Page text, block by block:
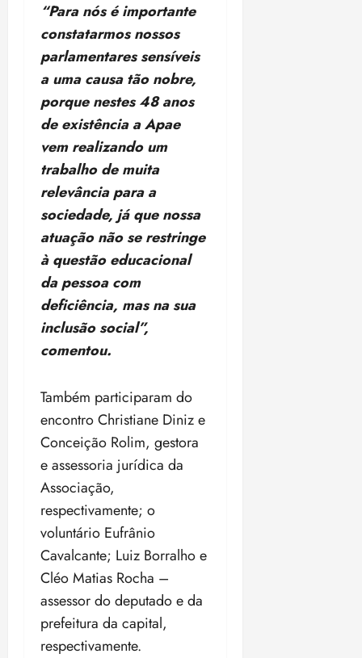
“Para nós é importante
constatarmos nossos
parlamentares sensíveis
a uma causa tão nobre,
porque nestes 48 anos
de existência a Apae
vem realizando um
trabalho de muita
relevância para a
sociedade, já que nossa
atuação não se restringe
à questão educacional
da pessoa com
deficiência, mas na sua
inclusão social”,
comentou.
Também participaram do
encontro Christiane Diniz e
Conceição Rolim, gestora
e assessoria jurídica da
Associação,
respectivamente; o
voluntário Eufrânio
Cavalcante; Luiz Borralho e
Cléo Matias Rocha –
assessor do deputado e da
prefeitura da capital,
respectivamente.